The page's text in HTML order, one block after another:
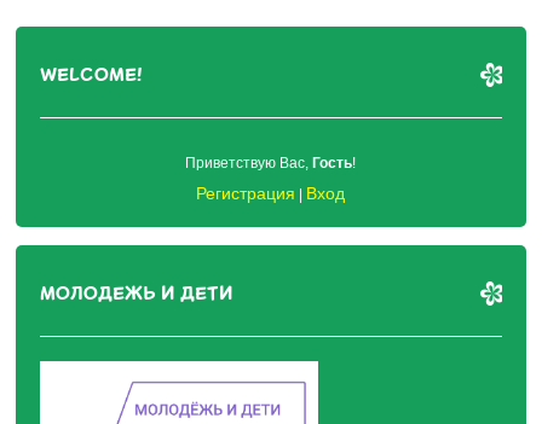
WELCOME!
Приветствую Вас, Гость!
Регистрация Вход
МОЛОДЕЖЬ И ДЕТИ